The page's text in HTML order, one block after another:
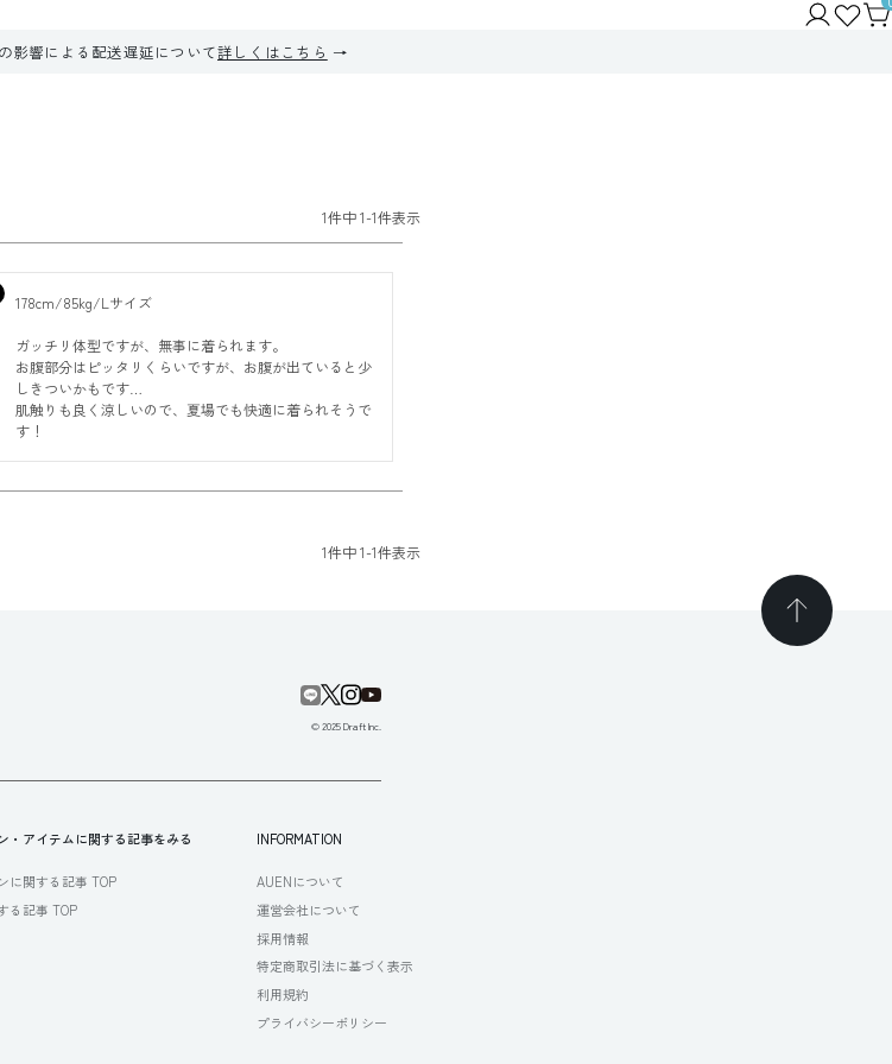
影響による配送遅延について詳しくはこちら
1件中1-1件表示
178cm/85kg/Lサイズ
ガッチリ体型ですが、無事に着られます。
お腹部分はピッタリくらいですが、お腹が出ていると少
しきついかもです…
肌触りも良く涼しいので、夏場でも快適に着られそうで
す！
1件中1-1件表示
© 2025 Draft Inc.
・アイテムに関する記事をみる
に関する記事 TOP
る記事 TOP
INFORMATION
AUENについて
運営会社について
採用情報
特定商取引法に基づく表示
利用規約
プライバシーポリシー